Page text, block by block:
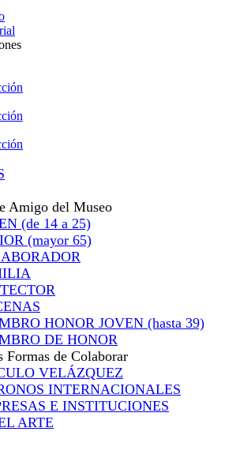
Amigo del Museo
(de 14 a 25)
(mayor 65)
HONOR JOVEN (hasta 39)
DE HONOR
Formas de Colaborar
VELÁZQUEZ
INTERNACIONALES
E INSTITUCIONES
ARTE